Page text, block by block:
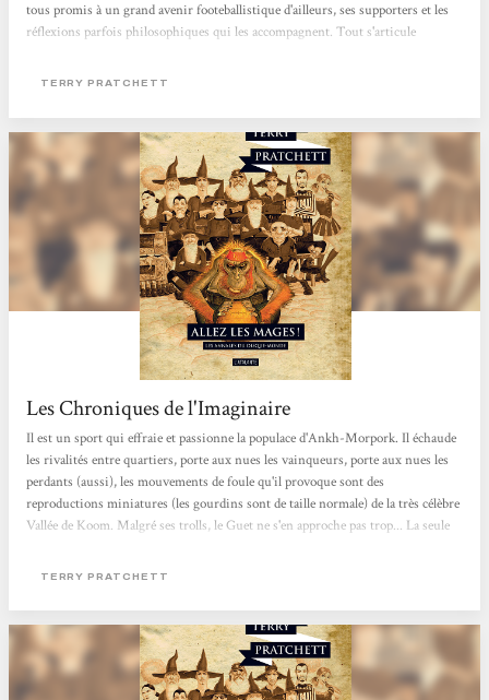
tous promis à un grand avenir footeballistique d'ailleurs, ses supporters et les
réflexions parfois philosophiques qui les accompagnent. Tout s'articule
passée à côté de quelques références footeballistiques, mais j'ai passé un
TERRY PRATCHETT
Les Chroniques de l'Imaginaire
Il est un sport qui effraie et passionne la populace d'Ankh-Morpork. Il échaude
les rivalités entre quartiers, porte aux nues les vainqueurs, porte aux nues les
perdants (aussi), les mouvements de foule qu'il provoque sont des
reproductions miniatures (les gourdins sont de taille normale) de la très célèbre
Vallée de Koom. Malgré ses trolls, le Guet ne s'en approche pas trop... La seule
boite de conserve pour qu'elle franchisse les montants de ce qui est
Morpork, Vétérini...
TERRY PRATCHETT